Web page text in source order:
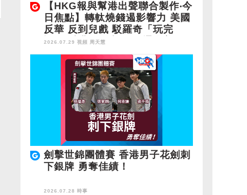
【HKG報與幫港出聲聯合製作‧今
日焦點】轉軚燒錢遏影響力 美國
反華 反到兒戲 駁羅奇「玩完
論」 香港唔靠中國 唔通靠美
國？
2026.07.29 視頻 周天慧
劍擊世錦團體賽 香港男子花劍刺
下銀牌 勇奪佳績！
2026.07.28 時事